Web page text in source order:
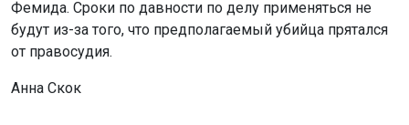
Фемида. Сроки по давности по делу применяться не
будут из-за того, что предполагаемый убийца прятался
от правосудия.
Анна Скок